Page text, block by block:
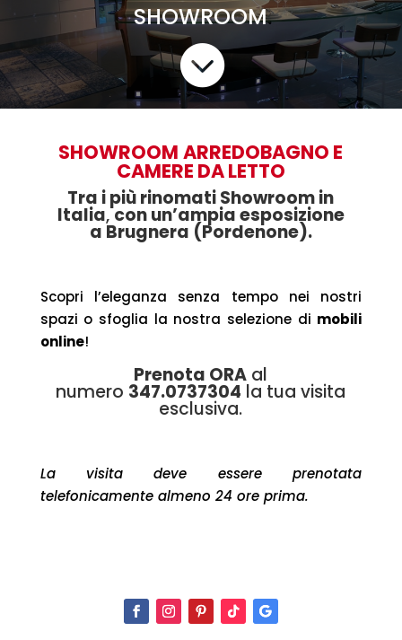
SHOWROOM

SHOWROOM ARREDOBAGNO E
CAMERE DA LETTO
Tra i più rinomati Showroom in
Italia,con un’ampia esposizione
a Brugnera (Pordenone).
Scopri l’eleganza senza tempo nei nostri
spazi o sfoglia la nostra selezione di mobili
online!
Prenota ORA al
numero 347.0737304 la tua visita
esclusiva.
La visita deve essere prenotata
telefonicamente almeno 24 ore prima.